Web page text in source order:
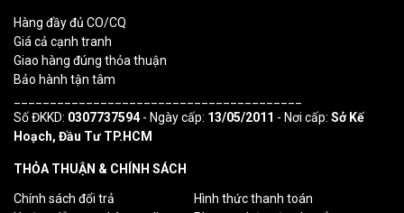
Hàng đầy đủ CO/CQ
Giá cả cạnh tranh
Giao hàng đúng thỏa thuận
Bảo hành tận tâm
Số ĐKKD: 0307737594- Ngày cấp: 13/05/2011 - Nơi cấp: Sở Kế
Hoạch, Đầu Tư TP.HCM
THỎA THUẬN & CHÍNH SÁCH
Chính sách đổi trả
Hình thức thanh toán